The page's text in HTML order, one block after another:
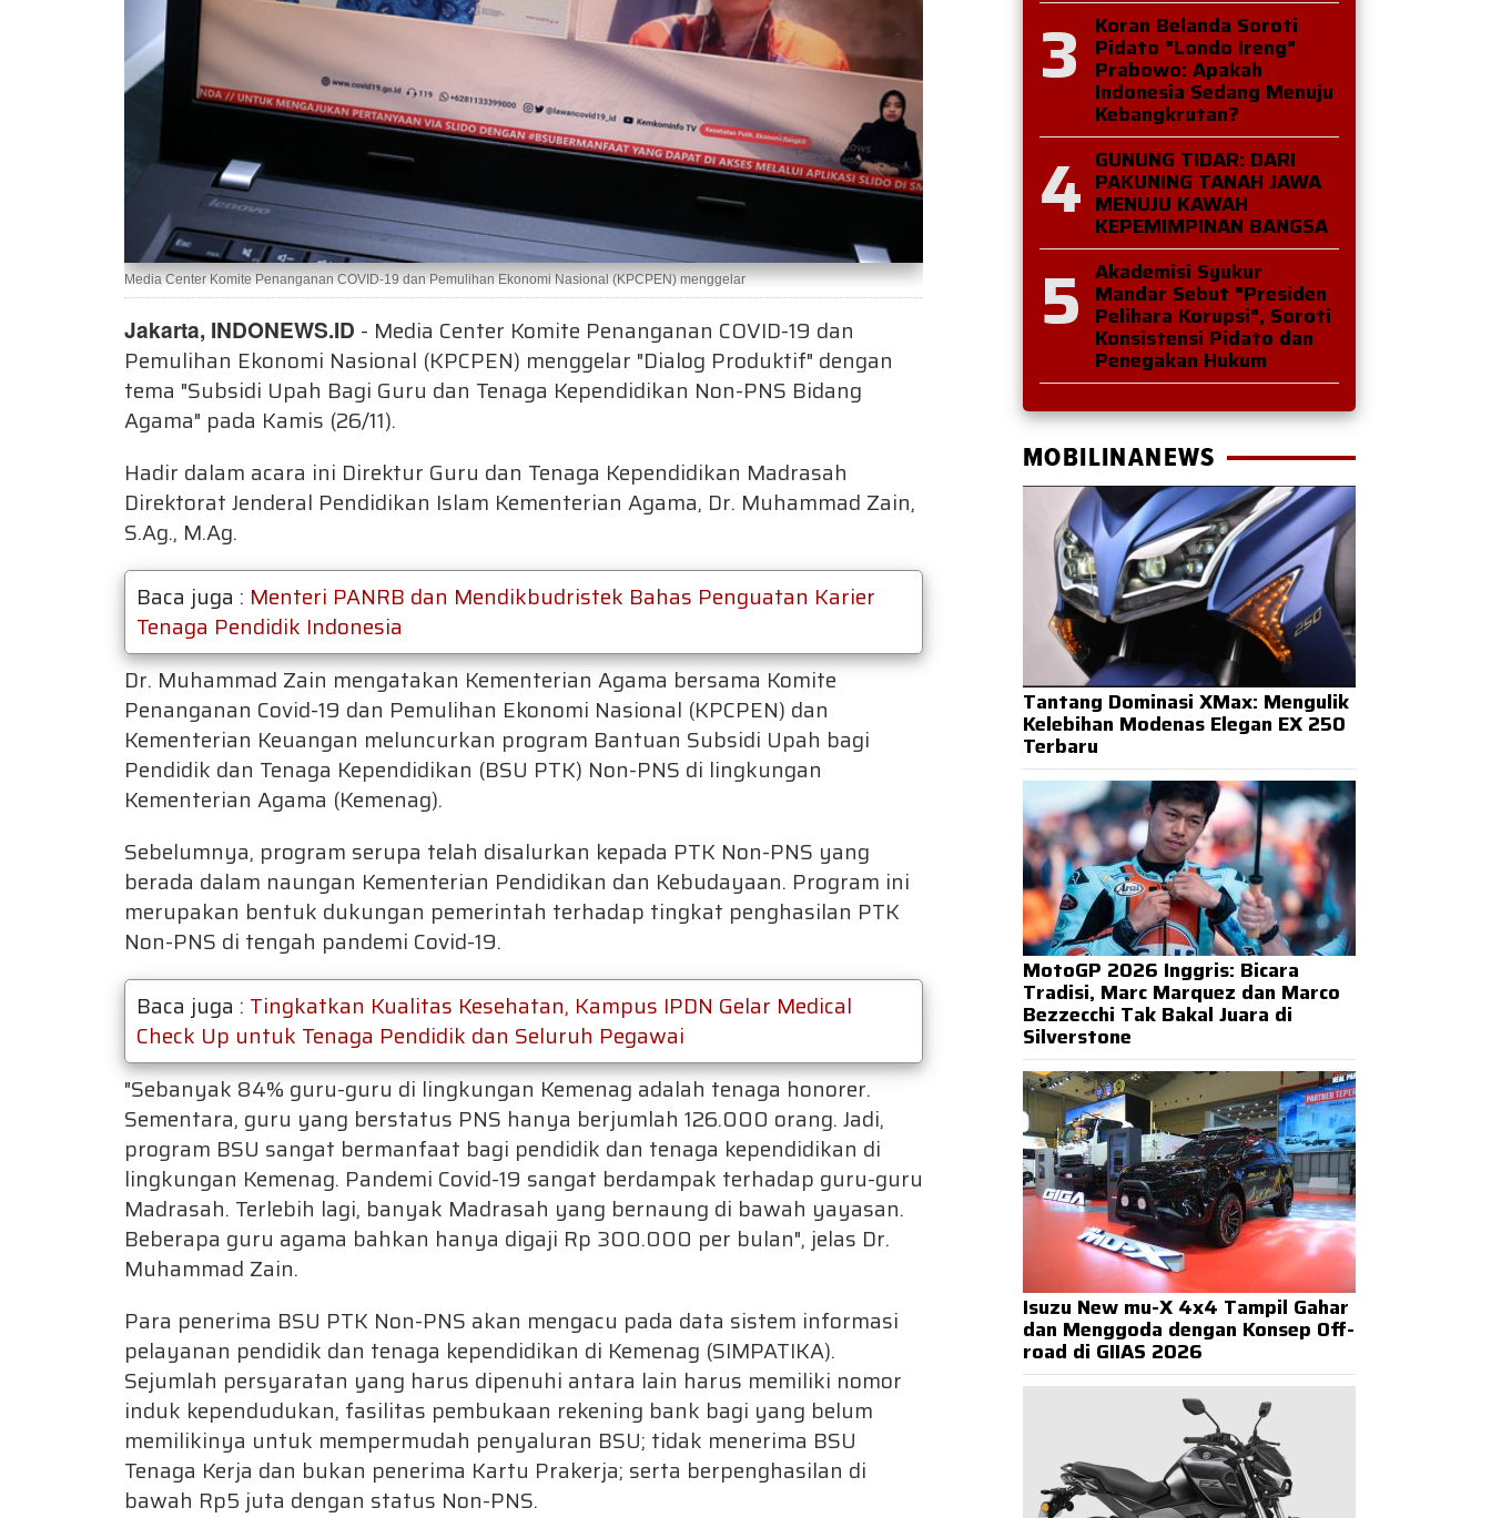
Media Center Komite Penanganan COVID-19 dan Pemulihan Ekonomi Nasional (KPCPEN) menggelar
Jakarta, INDONEWS.ID - Media Center Komite Penanganan COVID-19 dan
Pemulihan Ekonomi Nasional (KPCPEN) menggelar "Dialog Produktif" dengan
tema "Subsidi Upah Bagi Guru dan Tenaga Kependidikan Non-PNS Bidang
Agama" pada Kamis (26/11).
Hadir dalam acara ini Direktur Guru dan Tenaga Kependidikan Madrasah
Direktorat Jenderal Pendidikan Islam Kementerian Agama, Dr. Muhammad Zain,
S.Ag., M.Ag.
Baca juga : Menteri PANRB dan Mendikbudristek Bahas Penguatan Karier
Tenaga Pendidik Indonesia
Dr. Muhammad Zain mengatakan Kementerian Agama bersama Komite
Penanganan Covid-19 dan Pemulihan Ekonomi Nasional (KPCPEN) dan
Kementerian Keuangan meluncurkan program Bantuan Subsidi Upah bagi
Pendidik dan Tenaga Kependidikan (BSU PTK) Non-PNS di lingkungan
Kementerian Agama (Kemenag).
Sebelumnya, program serupa telah disalurkan kepada PTK Non-PNS yang
berada dalam naungan Kementerian Pendidikan dan Kebudayaan. Program ini
merupakan bentuk dukungan pemerintah terhadap tingkat penghasilan PTK
Non-PNS di tengah pandemi Covid-19.
Baca juga : Tingkatkan Kualitas Kesehatan, Kampus IPDN Gelar Medical
Check Up untuk Tenaga Pendidik dan Seluruh Pegawai
"Sebanyak 84% guru-guru di lingkungan Kemenag adalah tenaga honorer.
Sementara, guru yang berstatus PNS hanya berjumlah 126.000 orang. Jadi,
program BSU sangat bermanfaat bagi pendidik dan tenaga kependidikan di
lingkungan Kemenag. Pandemi Covid-19 sangat berdampak terhadap guru-guru
Madrasah. Terlebih lagi, banyak Madrasah yang bernaung di bawah yayasan.
Beberapa guru agama bahkan hanya digaji Rp 300.000 per bulan", jelas Dr.
Muhammad Zain.
Para penerima BSU PTK Non-PNS akan mengacu pada data sistem informasi
pelayanan pendidik dan tenaga kependidikan di Kemenag (SIMPATIKA).
Sejumlah persyaratan yang harus dipenuhi antara lain harus memiliki nomor
induk kependudukan, fasilitas pembukaan rekening bank bagi yang belum
memilikinya untuk mempermudah penyaluran BSU; tidak menerima BSU
Tenaga Kerja dan bukan penerima Kartu Prakerja; serta berpenghasilan di
bawah Rp5 juta dengan status Non-PNS.
3 Koran Belanda Soroti
Pidato "Londo Ireng"
Prabowo: Apakah
Indonesia Sedang Menuju
Kebangkrutan?
4 GUNUNG TIDAR: DARI
PAKUNING TANAH JAWA
MENUJU KAWAH
KEPEMIMPINAN BANGSA
5 Akademisi Syukur
Mandar Sebut "Presiden
Pelihara Korupsi", Soroti
Konsistensi Pidato dan
Penegakan Hukum
MOBILINANEWS
Tantang Dominasi XMax: Mengulik
Kelebihan Modenas Elegan EX 250
Terbaru
MotoGP 2026 Inggris: Bicara
Tradisi, Marc Marquez dan Marco
Bezzecchi Tak Bakal Juara di
Silverstone
Isuzu New mu-X 4x4 Tampil Gahar
dan Menggoda dengan Konsep Off-
road di GIIAS 2026